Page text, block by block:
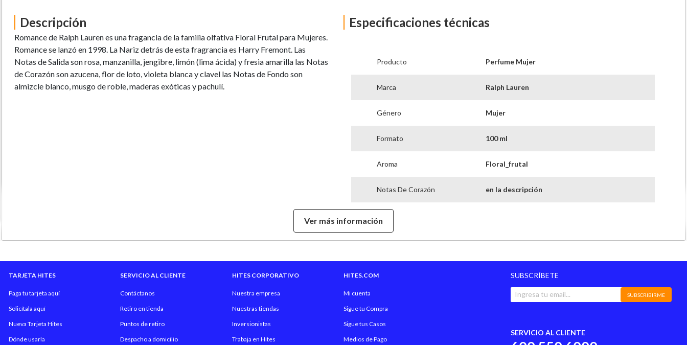
Descripción
Romance de Ralph Lauren es una fragancia de la familia olfativa Floral Frutal para Mujeres.
Romance se lanzó en 1998. La Nariz detrás de esta fragrancia es Harry Fremont. Las
Notas de Salida son rosa, manzanilla, jengibre, limón (lima ácida) y fresia amarilla las Notas
de Corazón son azucena, flor de loto, violeta blanca y clavel las Notas de Fondo son
almizcle blanco, musgo de roble, maderas exóticas y pachulí.
Especificaciones técnicas
Producto Perfume Mujer
Marca Ralph Lauren
Género Mujer
Formato 100 ml
Aroma Floral_frutal
Notas De Corazón en la descripción
Garantía Proveedor
Ver más información
TARJETA HITES
Paga tu tarjeta aquí
Solicítala aquí
Nueva Tarjeta Hites
Dónde usarla
SERVICIO AL CLIENTE
Contáctanos
Retiro en tienda
Puntos de retiro
Despacho a domicilio
HITES CORPORATIVO
Nuestra empresa
Nuestras tiendas
Inversionistas
Trabaja en Hites
HITES.COM
Mi cuenta
Sigue tu Compra
Sigue tus Casos
Medios de Pago
SUBSCRÍBETE
SUBSCRIBIRME
SERVICIO AL CLIENTE